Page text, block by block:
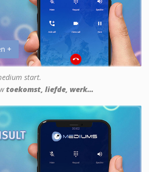
+
start.
toekomst, liefde, werk...